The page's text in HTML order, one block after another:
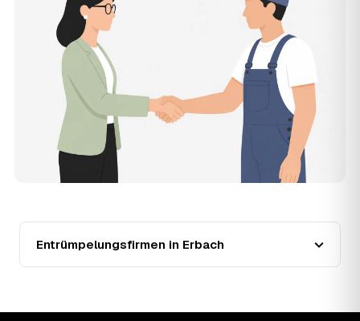
der Entrümpler, den Sie selbst auswählen.
Was kostet die Entrümpelung einer normalen
Wohnung in Erbach?
Für eine durchschnittliche Wohnung mit rund 65 m² liegen
die Kosten in Erbach bei etwa 1.840 €, das entspricht im
Schnitt rund 36,4 € je Quadratmeter. Zugänglichkeit
(Etage, Aufzug), Menge und Sperrmüllanteil verschieben
den Preis nach oben oder unten — den genauen
Festpreis nennt Ihnen der Entrümpler nach kurzer
Beschreibung.
Werden Entrümpelungen in Erbach in Zukunft
Seit 2021 verlief die Preisentwicklung in Erbach fallend
(−43 %), mit dem bisherigen Höchststand im Jahr 2021.
Eine Prognose lässt sich daraus nicht ableiten, aber die
Daten zeigen: Wer frühzeitig anfragt, sichert sich das
Entrümpelungsfirmen in Erbach